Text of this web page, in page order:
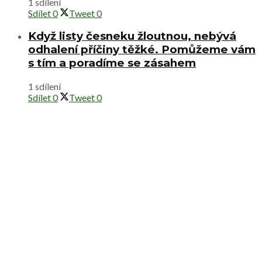
Sdílet0 Tweet0
Když listy česneku žloutnou, nebývá
odhalení příčiny těžké. Pomůžeme vám
s tím a poradíme se zásahem
1 sdílení
Sdílet0 Tweet0